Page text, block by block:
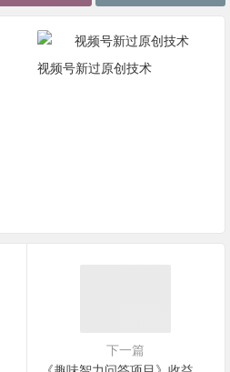
视频号新过原创技术
下一篇